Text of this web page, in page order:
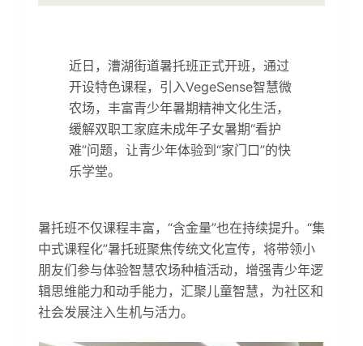
近日，漕湖街道暑托班正式开班，通过
开设特色课程，引入VegeSense智慧微
农场，丰富青少年暑期精神文化生活，
缓解双职工家庭未成年子女暑期“看护
难”问题，让青少年体验到“家门口”的快
乐学堂。
暑托班不仅课程丰富，“含金量”也在持续提升。“集
中式课程化”暑托班聚焦传统文化宣传，将带领小
朋友们参与体验智慧农场种植活动，增强青少年逻
辑思维能力和动手能力，汇聚儿童智慧，为社区和
社会发展注入生机与活力。